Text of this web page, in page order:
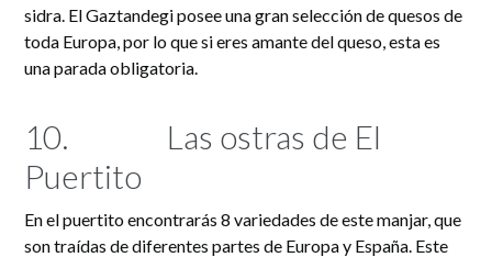
sidra. El Gaztandegi posee una gran selección de quesos de
toda Europa, por lo que si eres amante del queso, esta es
una parada obligatoria.
10. Las ostras de El
Puertito
En el puertito encontrarás 8 variedades de este manjar, que
son traídas de diferentes partes de Europa y España. Este